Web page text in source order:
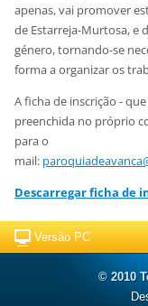
apenas, vai promover
de Estarreja-Murtosa, e
género, tornando-se
forma a organizar os
A ficha de inscrição -
preenchida no próprio
para o
mail:
Descarregar ficha de
Versão PC
© 2010